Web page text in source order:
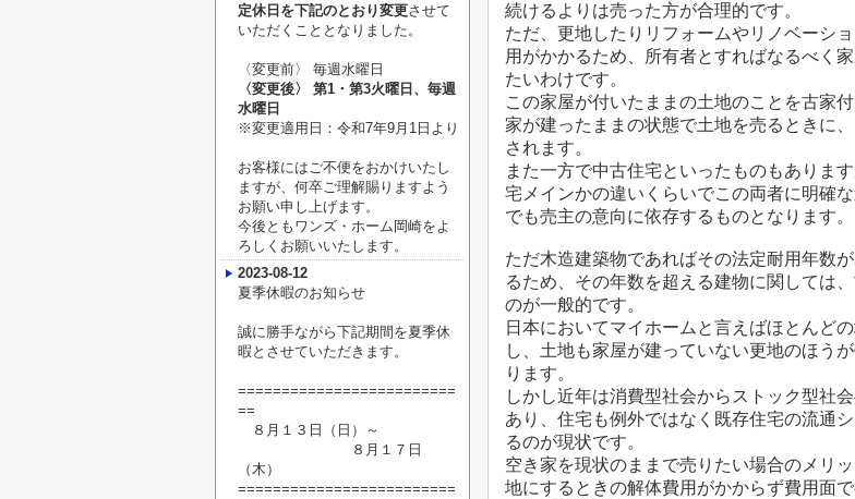
続けるよりは売った方が合理的です。
ただ、更地したりリフォームやリノベーシ
用がかかるため、所有者とすればなるべく
たいわけです。
この家屋が付いたままの土地のことを古家
家が建ったままの状態で土地を売るときに
されます。
また一方で中古住宅といったものもありま
宅メインかの違いくらいでこの両者に明確
でも売主の意向に依存するものとなります。
ただ木造建築物であればその法定耐用年数
るため、その年数を超える建物に関しては
のが一般的です。
日本においてマイホームと言えばほとんど
し、土地も家屋が建っていない更地のほう
ります。
しかし近年は消費型社会からストック型社
あり、住宅も例外ではなく既存住宅の流通
るのが現状です。
空き家を現状のままで売りたい場合のメリ
地にするときの解体費用がかからず費用面
定休日を下記のとおり変更させて
いただくこととなりました。
〈変更前〉
毎週水曜日
〈変更後〉
第1・第3火曜日、毎週
水曜日
※変更適用日：令和7年9月1日より
お客様にはご不便をおかけいたし
ますが、何卒ご理解賜りますよう
お願い申し上げます。
今後ともワンズ・ホーム岡崎をよ
ろしくお願いいたします。
2023-08-12
夏季休暇のお知らせ
誠に勝手ながら下記期間を夏季休
暇 とさせていただきます。
=========================
==
８月１３日（日）～
８月１７日
（木）
=========================